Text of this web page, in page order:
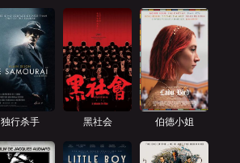
独行杀手 黑社会 伯德小姐